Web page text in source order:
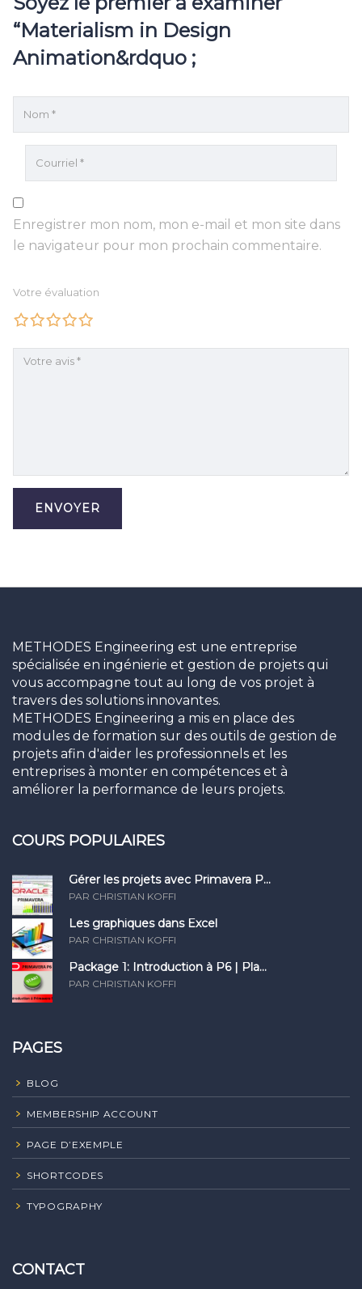
“Materialism in Design
Animation&rdquo ;
Enregistrer mon nom, mon e-mail et mon site dans
le navigateur pour mon prochain commentaire.
Votre évaluation
METHODES Engineering est une entreprise
spécialisée en ingénierie et gestion de projets qui
vous accompagne tout au long de vos projet à
travers des solutions innovantes.
METHODES Engineering a mis en place des
modules de formation sur des outils de gestion de
projets afin d'aider les professionnels et les
entreprises à monter en compétences et à
améliorer la performance de leurs projets.
COURS POPULAIRES
Gérer les projets avec Primavera P...
PAR CHRISTIAN KOFFI
Les graphiques dans Excel
PAR CHRISTIAN KOFFI
Package 1: Introduction à P6 | Pla...
PAR CHRISTIAN KOFFI
PAGES
BLOG
MEMBERSHIP ACCOUNT
PAGE D’EXEMPLE
SHORTCODES
TYPOGRAPHY
CONTACT